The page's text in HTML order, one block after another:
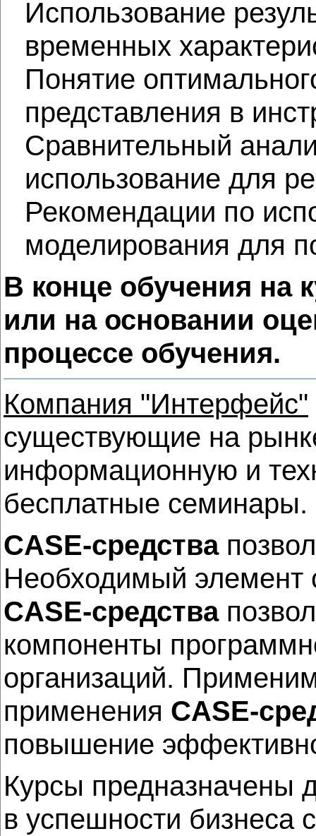
Использование
временных
Понятие
представления в
Сравнительный
использование для
Рекомендации по
моделирования для
В конце обучения на
или на основании
процессе обучения.
Компания "Интерфейс"
существующие на
информационную и
бесплатные семинары.
CASE-средства
Необходимый элемент
CASE-средства
компоненты
организаций.
применения CASE-
повышение
Курсы предназначены
в успешности бизнеса